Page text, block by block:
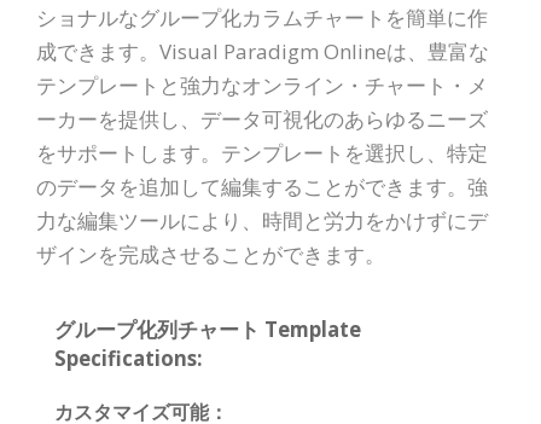
ショナルなグループ化カラムチャートを簡単に作
成できます。Visual Paradigm Onlineは、豊富な
テンプレートと強力なオンライン・チャート・メ
ーカーを提供し、データ可視化のあらゆるニーズ
をサポートします。テンプレートを選択し、特定
のデータを追加して編集することができます。強
力な編集ツールにより、時間と労力をかけずにデ
ザインを完成させることができます。
グループ化列チャート Template
Specifications:
カスタマイズ可能：